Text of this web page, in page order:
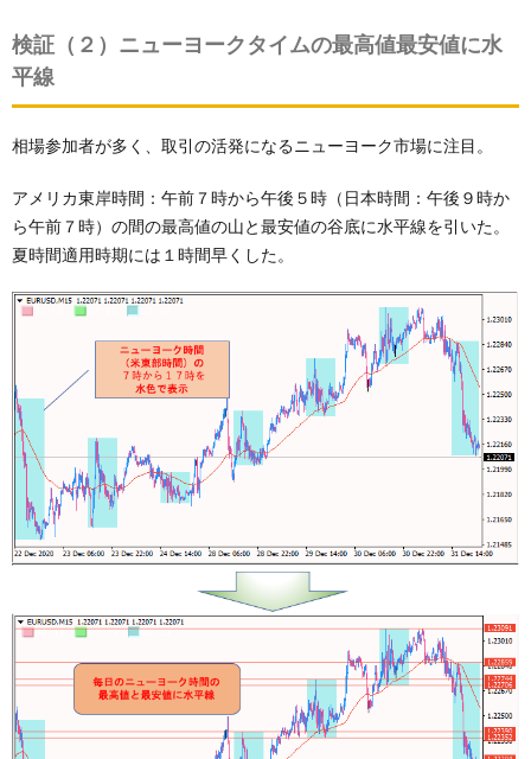
検証（２）ニューヨークタイムの最高値最安値に水
平線
相場参加者が多く、取引の活発になるニューヨーク市場に注目。
アメリカ東岸時間：午前７時から午後５時（日本時間：午後９時か
ら午前７時）の間の最高値の山と最安値の谷底に水平線を引いた。
夏時間適用時期には１時間早くした。